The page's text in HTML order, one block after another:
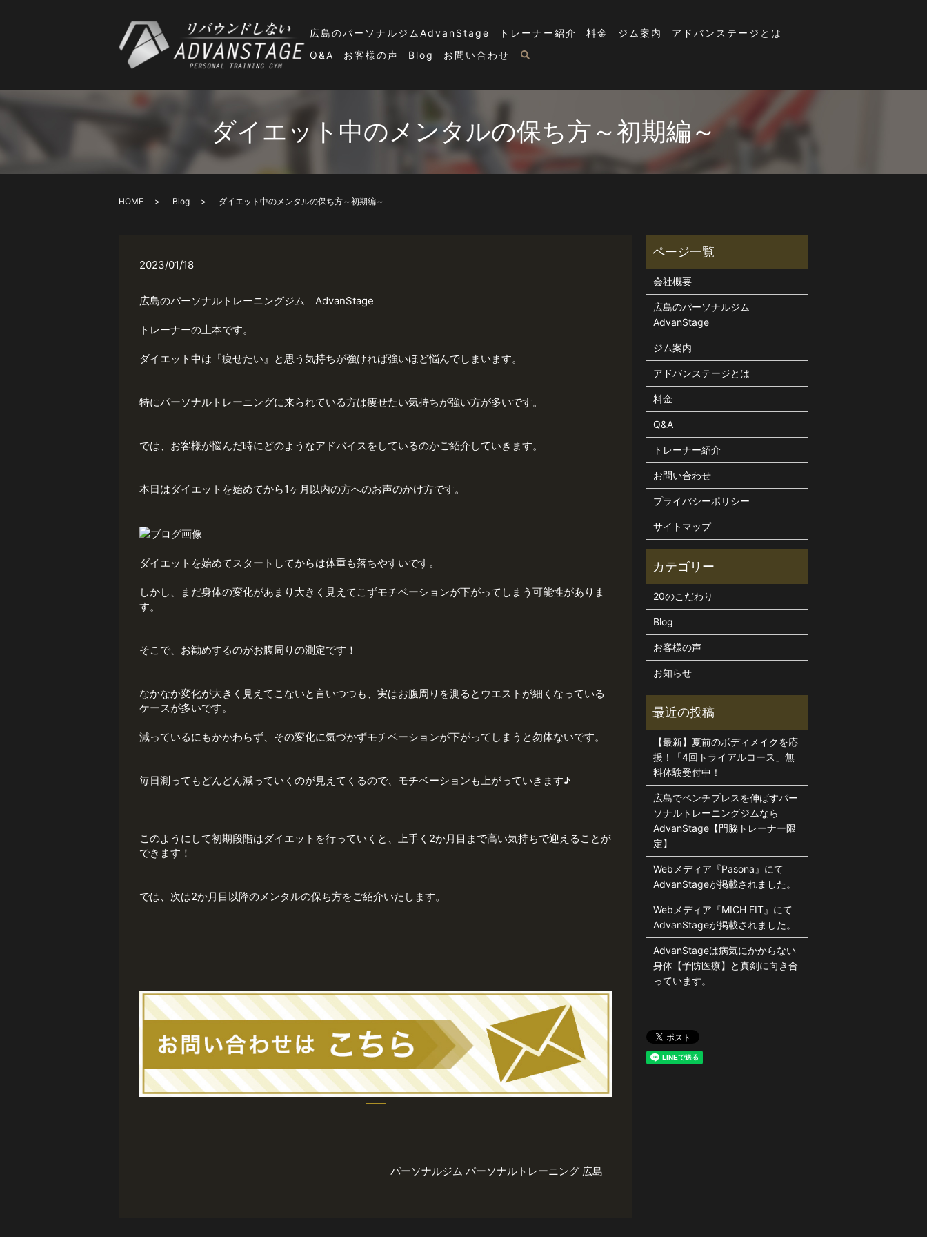
広島のパーソナルジムAdvanStage トレーナー紹介 料金 ジム案内
アドバンステージとは
Q&A
お客様の声 Blog お問い合わせ
ダイエット中のメンタルの保ち方～初期編～
HOME Blog ダイエット中のメンタルの保ち方～初期編～
2023/01/18
広島のパーソナルトレーニングジム AdvanStage
トレーナーの上本です。
ダイエット中は『痩せたい』と思う気持ちが強ければ強いほど悩んでしまいます。
特にパーソナルトレーニングに来られている方は痩せたい気持ちが強い方が多いです。
では、お客様が悩んだ時にどのようなアドバイスをしているのかご紹介していきます。
本日はダイエットを始めてから1ヶ月以内の方へのお声のかけ方です。
ダイエットを始めてスタートしてからは体重も落ちやすいです。
しかし、まだ身体の変化があまり大きく見えてこずモチベーションが下がってしまう可能性がありま
す。
そこで、お勧めするのがお腹周りの測定です！
なかなか変化が大きく見えてこないと言いつつも、実はお腹周りを測るとウエストが細くなっている
ケースが多いです。
減っているにもかかわらず、その変化に気づかずモチベーションが下がってしまうと勿体ないです。
毎日測ってもどんどん減っていくのが見えてくるので、モチベーションも上がっていきます♪
このようにして初期段階はダイエットを行っていくと、上手く2か月目まで高い気持ちで迎えることが
できます！
では、次は2か月目以降のメンタルの保ち方をご紹介いたします。
パーソナルジム パーソナルトレーニング 広島
会社概要
広島のパーソナルジム
AdvanStage
ジム案内
アドバンステージとは
料金
Q&A
トレーナー紹介
お問い合わせ
プライバシーポリシー
サイトマップ
20のこだわり
Blog
お客様の声
お知らせ
【最新】夏前のボディメイクを応
援！「4回トライアルコース」無
料体験受付中！
広島でベンチプレスを伸ばすパー
ソナルトレーニングジムなら
AdvanStage【門脇トレーナー限
定】
Webメディア『Pasona』にて
AdvanStageが掲載されました。
Webメディア『MICH FIT』にて
AdvanStageが掲載されました。
AdvanStageは病気にかからない
身体【予防医療】と真剣に向き合
っています。